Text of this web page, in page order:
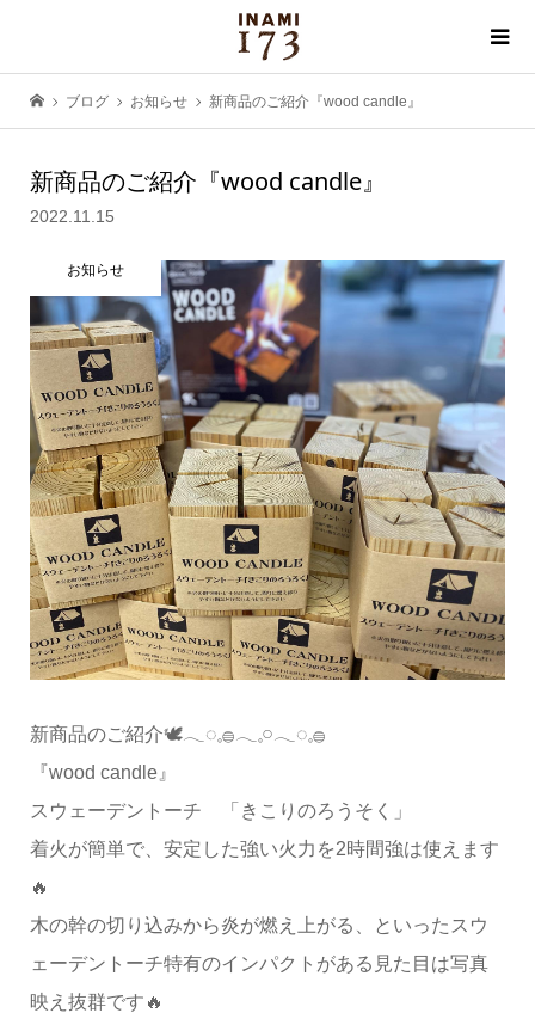
ブログ お知らせ 新商品のご紹介『wood candle』
新商品のご紹介『wood candle』
2022.11.15
お知らせ
新商品のご紹介🕊𓂃◌𓈒𓐍𓂃𓈒𓏸𓂃◌𓈒𓐍
『wood candle』
スウェーデントーチ 「きこりのろうそく」
着火が簡単で、安定した強い火力を2時間強は使えます
🔥
木の幹の切り込みから炎が燃え上がる、といったスウ
ェーデントーチ特有のインパクトがある見た目は写真
映え抜群です🔥